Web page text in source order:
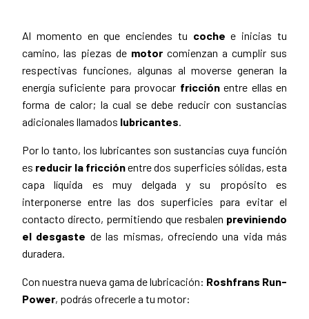
Al momento en que enciendes tu coche e inicias tu
camino, las piezas de motor comienzan a cumplir sus
respectivas funciones, algunas al moverse generan la
energía suficiente para provocar fricciónentre ellas en
forma de calor; la cual se debe reducir con sustancias
adicionales llamados lubricantes.
Por lo tanto, los lubricantes son sustancias cuya función
es reducir la fricciónentre dos superficies sólidas, esta
capa líquida es muy delgada y su propósito es
interponerse entre las dos superficies para evitar el
contacto directo, permitiendo que resbalen previniendo
el desgaste de las mismas, ofreciendo una vida más
duradera.
Con nuestra nueva gama de lubricación: Roshfrans Run-
Power, podrás ofrecerle a tu motor: